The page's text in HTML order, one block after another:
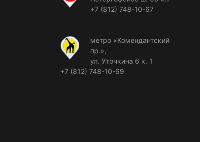
+7 (812) 748-10-67
метро «Комендантский
пр.»,
ул. Уточкина 6 к. 1
+7 (812) 748-10-69